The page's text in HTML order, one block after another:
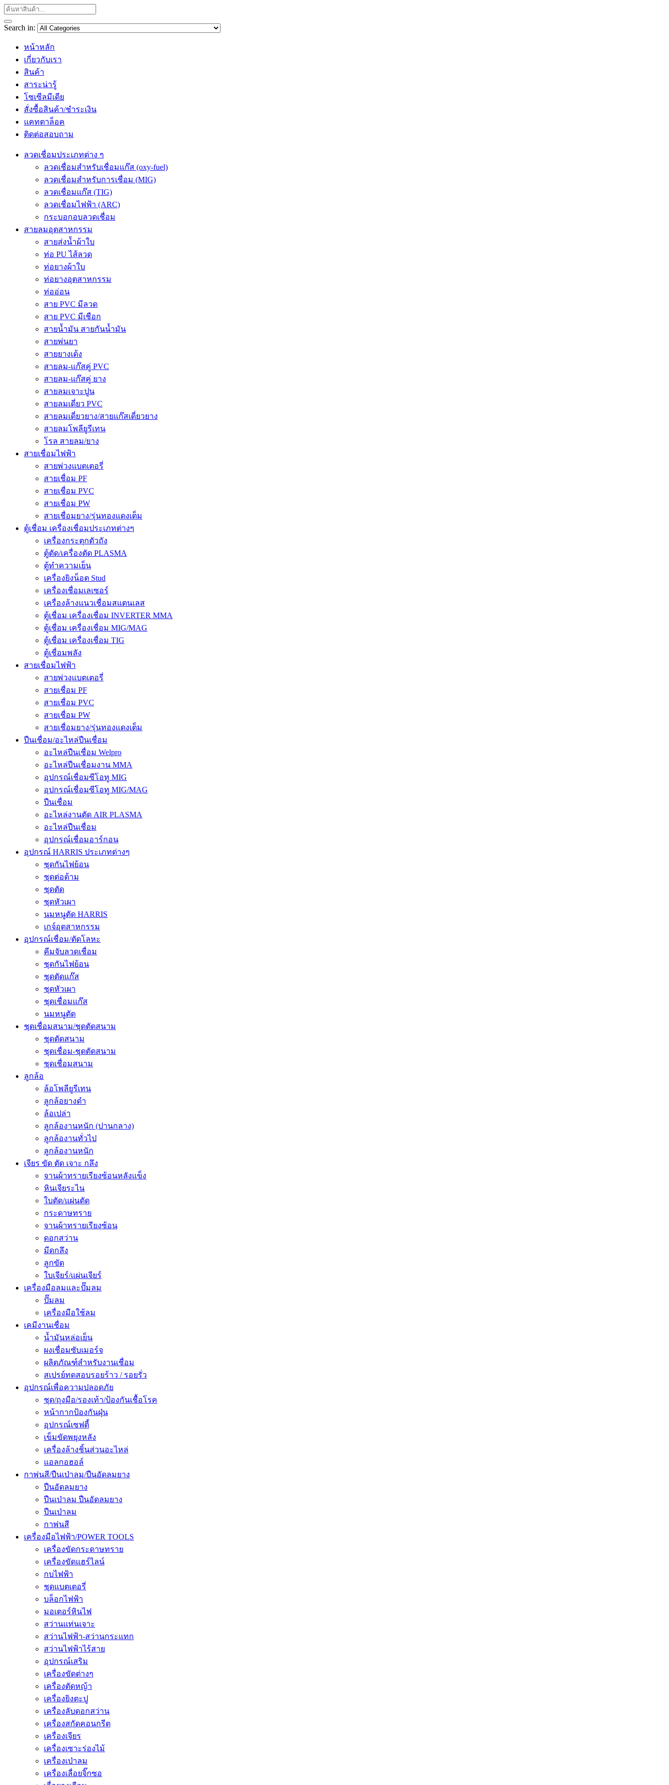
Search in:
หน้าหลัก
เกี่ยวกับเรา
สินค้า
สาระน่ารู้
โซเซีลมีเดีย
สั่งซื้อสินค้า/ชำระเงิน
แคทตาล็อค
ติดต่อสอบถาม
ลวดเชื่อมประเภทต่าง ๆ
ลวดเชื่อมสำหรับเชื่อมแก๊ส (oxy-fuel)
ลวดเชื่อมสำหรับการเชื่อม (MIG)
ลวดเชื่อมแก๊ส (TIG)
ลวดเชื่อมไฟฟ้า (ARC)
กระบอกอบลวดเชื่อม
สายลมอุตสาหกรรม
สายส่งน้ำผ้าใบ
ท่อ PU ไส้ลวด
ท่อยางผ้าใบ
ท่อยางอุตสาหกรรม
ท่ออ่อน
สาย PVC มีลวด
สาย PVC มีเชือก
สายน้ำมัน สายกันน้ำมัน
สายพ่นยา
สายยางเด้ง
สายลม-แก๊สคู่ PVC
สายลม-แก๊สคู่ ยาง
สายลมเจาะปูน
สายลมเดี่ยว PVC
สายลมเดี่ยวยาง/สายแก๊สเดี่ยวยาง
สายลมโพลียูรีเทน
โรล สายลม/ยาง
สายเชื่อมไฟฟ้า
สายพ่วงแบตเตอรี่
สายเชื่อม PF
สายเชื่อม PVC
สายเชื่อม PW
สายเชื่อมยาง/รุ่นทองแดงเต็ม
ตู้เชื่อม เครื่องเชื่อมประเภทต่างๆ
เครื่องกระตุกตัวถัง
ตู้ตัด/เครื่องตัด PLASMA
ตู้ทำความเย็น
เครื่องยิงน็อต Stud
เครื่องเชื่อมเลเซอร์
เครื่องล้างแนวเชื่อมสแตนเลส
ตู้เชื่อม เครื่องเชื่อม INVERTER MMA
ตู้เชื่อม เครื่องเชื่อม MIG/MAG
ตู้เชื่อม เครื่องเชื่อม TIG
ตู้เชื่อมพลัง
สายเชื่อมไฟฟ้า
สายพ่วงแบตเตอรี่
สายเชื่อม PF
สายเชื่อม PVC
สายเชื่อม PW
สายเชื่อมยาง/รุ่นทองแดงเต็ม
ปืนเชื่อม/อะไหล่ปืนเชื่อม
อะไหล่ปืนเชื่อม Welpro
อะไหล่ปืนเชื่อมงาน MMA
อุปกรณ์เชื่อมซีโอทู MIG
อุปกรณ์เชื่อมซีโอทู MIG/MAG
ปืนเชื่อม
อะไหล่งานตัด AIR PLASMA
อะไหล่ปืนเชื่อม
อุปกรณ์เชื่อมอาร์กอน
อุปกรณ์ HARRIS ประเภทต่างๆ
ชุดกันไฟย้อน
ชุดต่อด้าม
ชุดตัด
ชุดหัวเผา
นมหนูตัด HARRIS
เกจ์อุตสาหกรรม
อุปกรณ์เชื่อม/ตัดโลหะ
คีมจับลวดเชื่อม
ชุดกันไฟย้อน
ชุดตัดแก๊ส
ชุดหัวเผา
ชุดเชื่อมแก๊ส
นมหนูตัด
ชุดเชื่อมสนาม/ชุดตัดสนาม
ชุดตัดสนาม
ชุดเชื่อม-ชุดตัดสนาม
ชุดเชื่อมสนาม
ลูกล้อ
ล้อโพลียูรีเทน
ลูกล้อยางดำ
ล้อเปล่า
ลูกล้องานหนัก (ปานกลาง)
ลูกล้องานทั่วไป
ลูกล้องานหนัก
เจียร ขัด ตัด เจาะ กลึง
จานผ้าทรายเรียงซ้อนหลังแข็ง
หินเจียระไน
ใบตัด/แผ่นตัด
กระดาษทราย
จานผ้าทรายเรียงซ้อน
ดอกสว่าน
มีดกลึง
ลูกขัด
ใบเจียร์/แผ่นเจียร์
เครื่องมือลมและปั๊มลม
ปั๊มลม
เครื่องมือใช้ลม
เคมีงานเชื่อม
น้ำมันหล่อเย็น
ผงเชื่อมซับเมอร์จ
ผลิตภัณฑ์สำหรับงานเชื่อม
สเปรย์ทดสอบรอยร้าว / รอยรั่ว
อุปกรณ์เพื่อความปลอดภัย
ชุด/ถุงมือ/รองเท้า/ป้องกันเชื้อโรค
หน้ากากป้องกันฝุ่น
อุปกรณ์เซฟตี้
เข็มขัดพยุงหลัง
เครื่องล้างชิ้นส่วนอะไหล่
แอลกอฮอล์
กาพ่นสี/ปืนเป่าลม/ปืนอัดลมยาง
ปืนอัดลมยาง
ปืนเป่าลม ปืนอัดลมยาง
ปืนเป่าลม
กาพ่นสี
เครื่องมือไฟฟ้า/POWER TOOLS
เครื่องขัดกระดาษทราย
เครื่องขัดแฮร์ไลน์
กบไฟฟ้า
ชุดแบตเตอรี่
บล็อกไฟฟ้า
มอเตอร์หินไฟ
สว่านแท่นเจาะ
สว่านไฟฟ้า-สว่านกระแทก
สว่านไฟฟ้าไร้สาย
อุปกรณ์เสริม
เครื่องขัดต่างๆ
เครื่องตัดหญ้า
เครื่องยิงตะปู
เครื่องลับดอกสว่าน
เครื่องสกัดคอนกรีต
เครื่องเจียร
เครื่องเซาะร่องไม้
เครื่องเป่าลม
เครื่องเลื่อยจิ๊กซอ